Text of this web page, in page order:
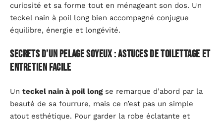
curiosité et sa forme tout en ménageant son dos. Un
teckel nain à poil long bien accompagné conjugue
équilibre, énergie et longévité.
Secrets d’un pelage soyeux : astuces de toilettage et
entretien facile
Un teckel nain à poil longse remarque d’abord par la
beauté de sa fourrure, mais ce n’est pas un simple
atout esthétique. Pour garder la robe éclatante et